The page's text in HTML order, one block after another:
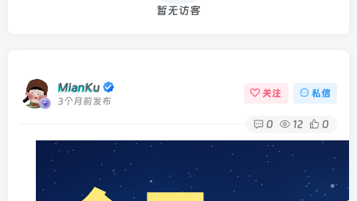
暂无访客
MianKu
3个月前发布
关注 私信
0 12 0